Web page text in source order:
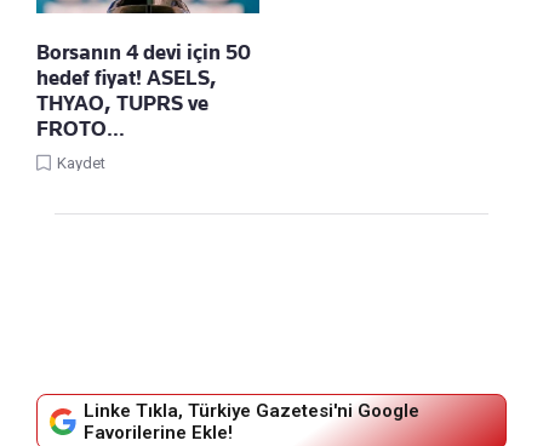
Borsanın 4 devi için 50
hedef fiyat! ASELS,
THYAO, TUPRS ve
FROTO…
Kaydet
Linke Tıkla, Türkiye Gazetesi'ni Google
Favorilerine Ekle!